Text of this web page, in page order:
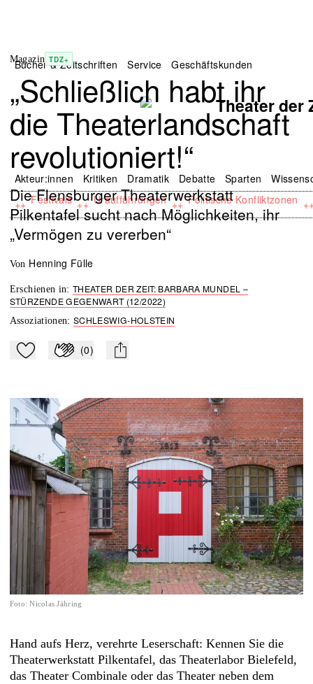
Bücher & Zeitschriften Service Geschäftskunden
Akteur:innen Kritiken Dramatik Debatte Sparten
++ Festivals ++ Uraufführungen ++ Politische Konfliktzonen
Magazin TDZ+
„Schließlich habt ihr
die Theaterlandschaft
revolutioniert!“
Die Flensburger Theaterwerkstatt
Pilkentafel sucht nach Möglichkeiten, ihr
„Vermögen zu vererben“
von Henning Fülle
Erschienen in:THEATER DER ZEIT: BARBARA MUNDEL –
STÜRZENDE GEGENWART (12/2022)
Assoziationen:SCHLESWIG-HOLSTEIN
Zu Mein-TdZ hinzufügen
Applaudieren
(0) mail
Foto: Nicolas Jähring
Hand aufs Herz, verehrte Leserschaft: Kennen Sie die
Theaterwerkstatt Pilkentafel, das Theaterlabor Bielefeld,
das Theater Combinale oder das Theater neben dem